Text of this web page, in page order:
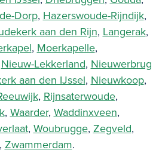
Dorp, Hazerswoude-Rijndijk,
aan den Rijn, Langerak,
, Moerkapelle,
Nieuw-Lekkerland, Nieuwerbrug
aan den IJssel, Nieuwkoop,
, Rijnsaterwoude,
, Waarder, Waddinxveen,
, Woubrugge, Zegveld,
Zwammerdam.